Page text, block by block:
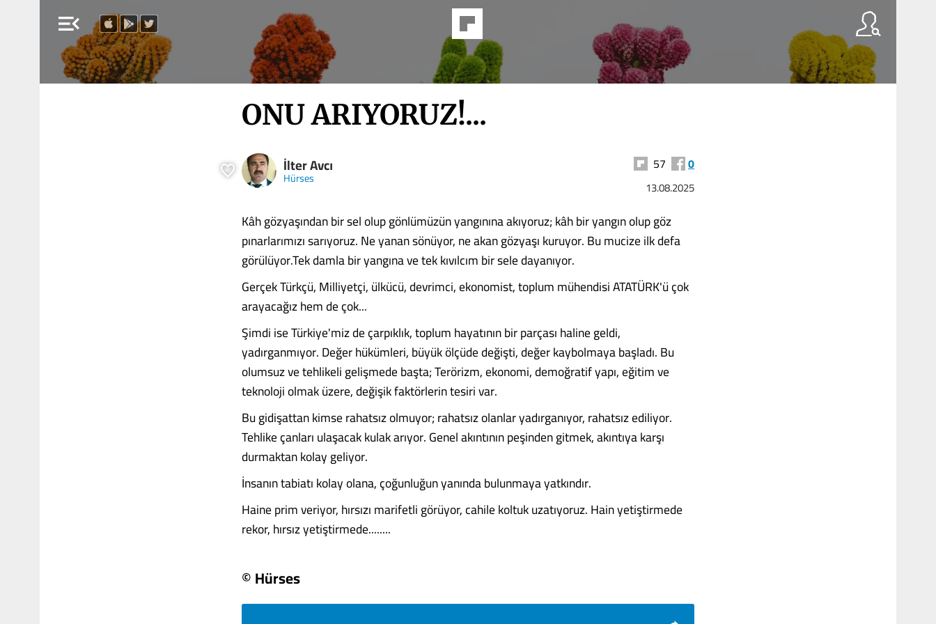
menu_open
ONU ARIYORUZ!...
İlter Avcı
Hürses
57 0
13.08.2025
Kâh gözyaşından bir sel olup gönlümüzün yangınına akıyoruz; kâh bir yangın olup göz
pınarlarımızı sarıyoruz. Ne yanan sönüyor, ne akan gözyaşı kuruyor. Bu mucize ilk defa
görülüyor.Tek damla bir yangına ve tek kıvılcım bir sele dayanıyor.
Gerçek Türkçü, Milliyetçi, ülkücü, devrimci, ekonomist, toplum mühendisi ATATÜRK'ü çok
arayacağız hem de çok...
Şimdi ise Türkiye'miz de çarpıklık, toplum hayatının bir parçası haline geldi,
yadırganmıyor. Değer hükümleri, büyük ölçüde değişti, değer kaybolmaya başladı. Bu
olumsuz ve tehlikeli gelişmede başta; Terörizm, ekonomi, demoğratif yapı, eğitim ve
teknoloji olmak üzere, değişik faktörlerin tesiri var.
Bu gidişattan kimse rahatsız olmuyor; rahatsız olanlar yadırganıyor, rahatsız ediliyor.
Tehlike çanları ulaşacak kulak arıyor. Genel akıntının peşinden gitmek, akıntıya karşı
durmaktan kolay geliyor.
İnsanın tabiatı kolay olana, çoğunluğun yanında bulunmaya yatkındır.
Haine prim veriyor, hırsızı marifetli görüyor, cahile koltuk uzatıyoruz. Hain yetiştirmede
rekor, hırsız yetiştirmede........
© Hürses